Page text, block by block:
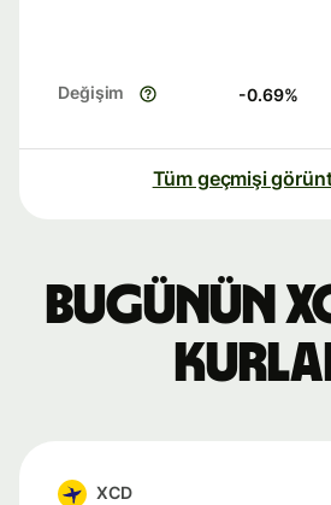
Değişim -0.69%
Tüm geçmişi
Bugünün
XCD